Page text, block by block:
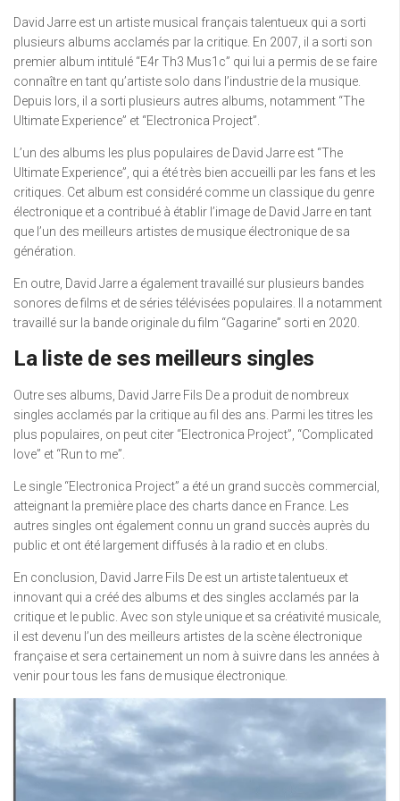
David Jarre est un artiste musical français talentueux qui a sorti
plusieurs albums acclamés par la critique. En 2007, il a sorti son
premier album intitulé “E4r Th3 Mus1c” qui lui a permis de se faire
connaître en tant qu’artiste solo dans l’industrie de la musique.
Depuis lors, il a sorti plusieurs autres albums, notamment “The
Ultimate Experience” et “Electronica Project”.
L’un des albums les plus populaires de David Jarre est “The
Ultimate Experience”, qui a été très bien accueilli par les fans et les
critiques. Cet album est considéré comme un classique du genre
électronique et a contribué à établir l’image de David Jarre en tant
que l’un des meilleurs artistes de musique électronique de sa
génération.
En outre, David Jarre a également travaillé sur plusieurs bandes
sonores de films et de séries télévisées populaires. Il a notamment
travaillé sur la bande originale du film “Gagarine” sorti en 2020.
La liste de ses meilleurs singles
Outre ses albums, David Jarre Fils De a produit de nombreux
singles acclamés par la critique au fil des ans. Parmi les titres les
plus populaires, on peut citer “Electronica Project”, “Complicated
love” et “Run to me”.
Le single “Electronica Project” a été un grand succès commercial,
atteignant la première place des charts dance en France. Les
autres singles ont également connu un grand succès auprès du
public et ont été largement diffusés à la radio et en clubs.
En conclusion, David Jarre Fils De est un artiste talentueux et
innovant qui a créé des albums et des singles acclamés par la
critique et le public. Avec son style unique et sa créativité musicale,
il est devenu l’un des meilleurs artistes de la scène électronique
française et sera certainement un nom à suivre dans les années à
venir pour tous les fans de musique électronique.